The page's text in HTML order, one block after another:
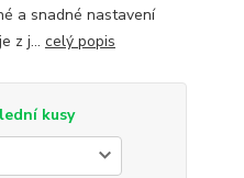
a snadné nastavení
z j... celý popis
kusy